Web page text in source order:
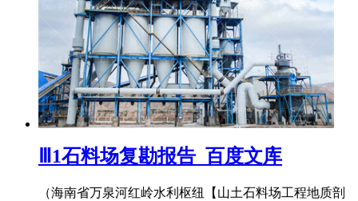
Ⅲ1石料场复勘报告_百度文库
（海南省万泉河红岭水利枢纽【山土石料场工程地质剖